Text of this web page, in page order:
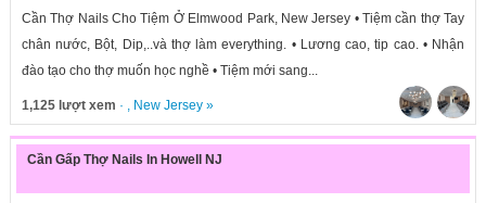
Cần Thợ Nails Cho Tiệm Ở Elmwood Park, New Jersey • Tiệm cần thợ Tay
chân nước, Bột, Dip,..và thợ làm everything. • Lương cao, tip cao. • Nhận
đào tạo cho thợ muốn học nghề • Tiệm mới sang...
1,125 lượt xem · , New Jersey»
Cần Gấp Thợ Nails In Howell NJ